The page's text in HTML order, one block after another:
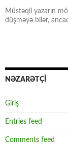
Müstəqil yazarın
düşməyə bilər,
NƏZARƏTÇİ
Giriş
Entries feed
Comments feed